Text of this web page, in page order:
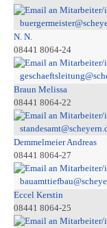
N. N.
08441 8064-24
Braun Melissa
08441 8064-22
Demmelmeier Andreas
08441 8064-27
Eccel Kerstin
08441 8064-25